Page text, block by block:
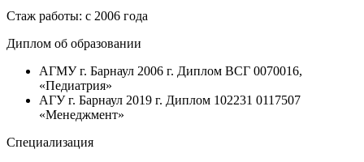
Стаж работы: с 2006 года
Диплом об образовании
АГМУ г. Барнаул 2006 г. Диплом ВСГ 0070016,
«Педиатрия»
АГУ г. Барнаул 2019 г. Диплом 102231 0117507
«Менеджмент»
Специализация